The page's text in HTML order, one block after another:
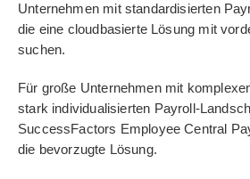
Unternehmen mit standardisierten
die eine cloudbasierte Lösung mit
suchen.
Für große Unternehmen mit
stark individualisierten Payroll-
SuccessFactors Employee Central
die bevorzugte Lösung.